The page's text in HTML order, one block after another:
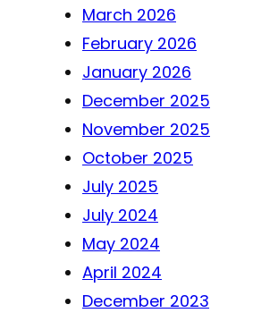
March 2026
February 2026
January 2026
December 2025
November 2025
October 2025
July 2025
July 2024
May 2024
April 2024
December 2023